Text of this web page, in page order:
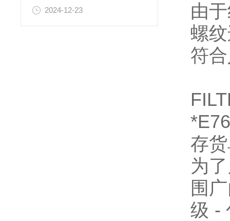
2024-12-23
由
螺
符
存
为
围
级 -